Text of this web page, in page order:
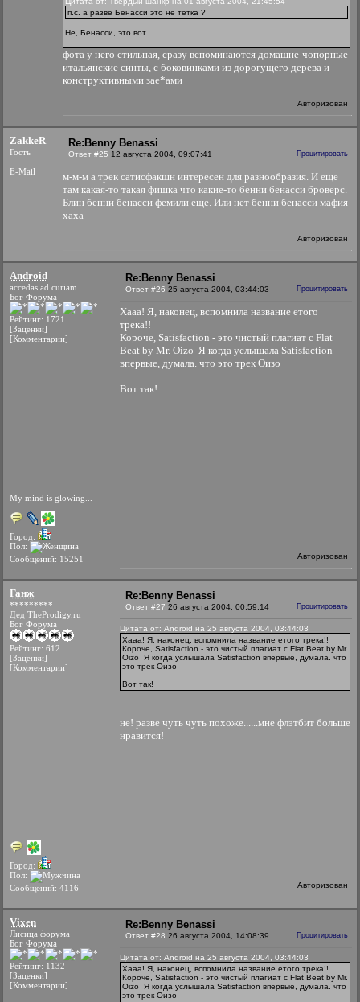
п.с. а разве Бенасси это не тетка ?
Не, Бенасси, это вот
фота у него стильная, сразу вспоминаются домашне-чопорные
итальянские синты, с боковинками из дорогущего дерева и
конструктивными зае*ами
Авторизован
ZakkeR
Гость
E-Mail
Re:Benny Benassi
Ответ #25 12 августа 2004, 09:07:41 Процитировать
м-м-м а трек сатисфакшн интересен для разнообразия. И еще
там какая-то такая фишка что какие-то бенни бенасси броверс.
Блин бенни бенасси фемили еще. Или нет бенни бенасси мафия
хаха
Авторизован
Android
accedas ad curiam
Бог Форума
Рейтинг: 1721
[Заценки]
[Комментарии]
My mind is glowing...
Город:
Пол:
Сообщений: 15251
Re:Benny Benassi
Ответ #26 25 августа 2004, 03:44:03 Процитировать
Хааа! Я, наконец, вспомнила название етого
трека!!
Короче, Satisfaction - это чистый плагиат с Flat
Beat by Mr. Oizo Я когда услышала Satisfaction
впервые, думала. что это трек Оизо
Вот так!
Авторизован
Ганж
*********
Дед TheProdigy.ru
Бог Форума
Рейтинг: 612
[Заценки]
[Комментарии]
Город:
Пол:
Сообщений: 4116
Re:Benny Benassi
Ответ #27 26 августа 2004, 00:59:14 Процитировать
Цитата от: Android на 25 августа 2004, 03:44:03
Хааа! Я, наконец, вспомнила название етого трека!!
Короче, Satisfaction - это чистый плагиат с Flat Beat by Mr.
Oizo
Я когда услышала Satisfaction впервые, думала. что
это трек Оизо
Вот так!
не! разве чуть чуть похоже......мне флэтбит больше
нравится!
Авторизован
Vixen
Лисица форума
Бог Форума
Рейтинг: 1132
[Заценки]
[Комментарии]
Re:Benny Benassi
Ответ #28 26 августа 2004, 14:08:39 Процитировать
Цитата от: Android на 25 августа 2004, 03:44:03
Хааа! Я, наконец, вспомнила название етого трека!!
Короче, Satisfaction - это чистый плагиат с Flat Beat by Mr.
Oizo
Я когда услышала Satisfaction впервые, думала. что
это трек Оизо